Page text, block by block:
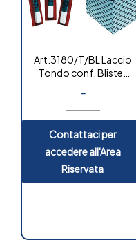
Art.3180/T/BL Laccio
Tondo conf. Blister
-
Contattaci per
accedere all'Area
Riservata